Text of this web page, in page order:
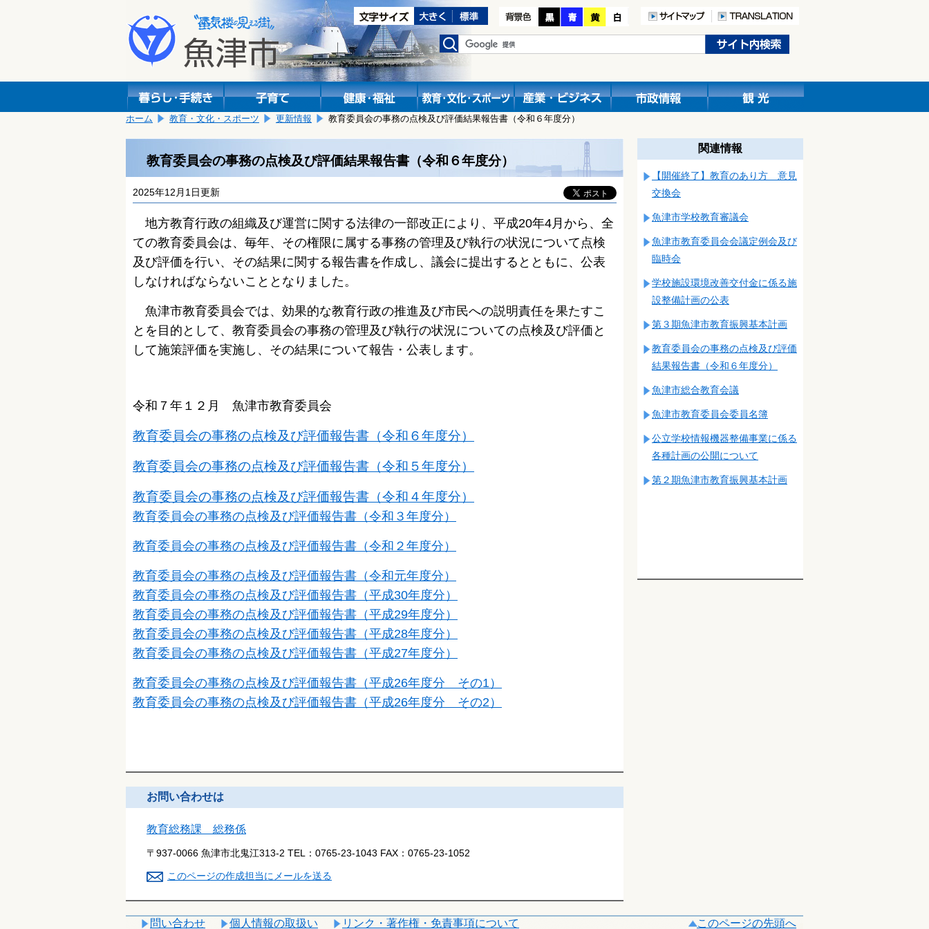
し
ホーム 教育・文化・スポーツ 更新情報 教育委員会の事務の点検及び評価結果報告書（令和６年度分）
教育委員会の事務の点検及び評価結果報告書（令和６年度分）
2025年12月1日更新
地方教育行政の組織及び運営に関する法律の一部改正により、平成20年4月から、全
ての教育委員会は、毎年、その権限に属する事務の管理及び執行の状況について点検
及び評価を行い、その結果に関する報告書を作成し、議会に提出するとともに、公表
しなければならないこととなりました。
魚津市教育委員会では、効果的な教育行政の推進及び市民への説明責任を果たすこ
とを目的として、教育委員会の事務の管理及び執行の状況についての点検及び評価と
して施策評価を実施し、その結果について報告・公表します。
令和７年１２月 魚津市教育委員会
教育委員会の事務の点検及び評価報告書（令和６年度分）
教育委員会の事務の点検及び評価報告書（令和５年度分）
教育委員会の事務の点検及び評価報告書（令和４年度分）
教育委員会の事務の点検及び評価報告書（令和３年度分）
教育委員会の事務の点検及び評価報告書（令和２年度分）
教育委員会の事務の点検及び評価報告書（令和元年度分）
教育委員会の事務の点検及び評価報告書（平成30年度分）
教育委員会の事務の点検及び評価報告書（平成29年度分）
教育委員会の事務の点検及び評価報告書（平成28年度分）
教育委員会の事務の点検及び評価報告書（平成27年度分）
教育委員会の事務の点検及び評価報告書（平成26年度分 その1）
教育委員会の事務の点検及び評価報告書（平成26年度分 その2）
お問い合わせは
教育総務課 総務係
〒937-0066 魚津市北鬼江313-2 TEL： 0765-23-1043 FAX： 0765-23-1052
このページの作成担当にメールを送る
関連情報
【開催終了】教育のあり方 意見
交換会
魚津市学校教育審議会
魚津市教育委員会会議定例会及び
臨時会
学校施設環境改善交付金に係る施
設整備計画の公表
第３期魚津市教育振興基本計画
教育委員会の事務の点検及び評価
結果報告書（令和６年度分）
魚津市総合教育会議
魚津市教育委員会委員名簿
公立学校情報機器整備事業に係る
各種計画の公開について
第２期魚津市教育振興基本計画
問い合わせ 個人情報の取扱い リンク・著作権・免責事項について このページの先頭へ